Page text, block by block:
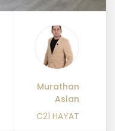
Murathan
Aslan
C21 HAYAT